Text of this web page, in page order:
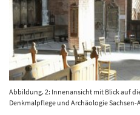
Abbildung. 2: Innenansicht mit Blick auf
Denkmalpflege und Archäologie Sachsen-